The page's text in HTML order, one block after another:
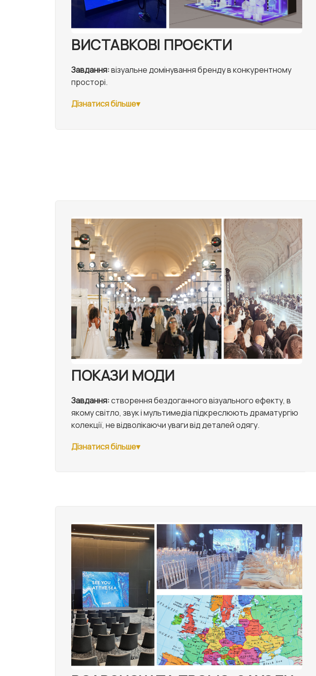
ВИСТАВКОВІ ПРОЄКТИ
Завдання:візуальне домінування бренду в конкурентному
просторі.
Дізнатися більше
ПОКАЗИ МОДИ
Завдання:створення бездоганного візуального ефекту, в
якому світло, звук і мультимедіа підкреслюють драматургію
колекції, не відволікаючи уваги від деталей одягу.
Дізнатися більше